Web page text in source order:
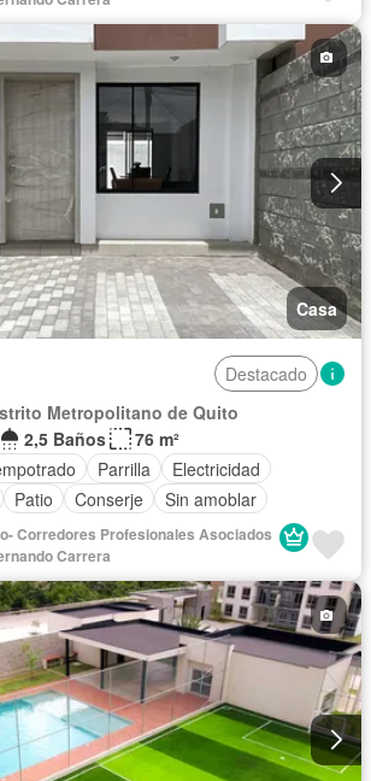
Casa
Destacado
Metropolitano de Quito
2,5 Baños
76 m²
Parrilla
Electricidad
Patio Conserje Sin amoblar
Corredores Profesionales Asociados
Carrera